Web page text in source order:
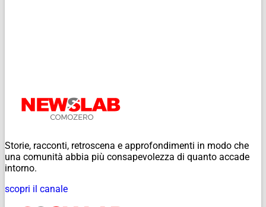
Storie, racconti, retroscena e approfondimenti in modo che
una comunità abbia più consapevolezza di quanto accade
intorno.
scopri il canale